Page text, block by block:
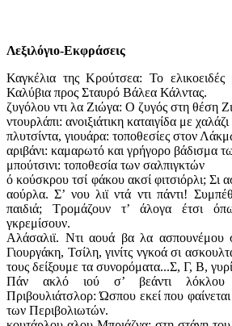
Λεξιλόγιο-Εκφράσεις
Καγκέλια της Κρούτσεα: Το
Καλύβια προς Σταυρό Βάλεα Κάλντας.
ζυγόλου ντι λα Ζιώγα: Ο ζυγός στη θέση
ντουρλάπι: ανοιξιάτικη καταιγίδα με χαλάζι
πλυτσίντα, γιουάρα: τοποθεσίες στον
αριβάνι: καμαρωτό και γρήγορο βάδισμα
μπούτσινι: τοποθεσία των σαλπιγκτών
ό κούσκρου τσί φάκου ακσί φιτσιόρλι; Σι
αούρλα. Σ’ νου λιϊ ντά ντι πάντι!
παιδιά; Τρομάζουν τ’ άλογα έτσι
γκρεμίσουν.
Αλάσαλιϊ. Ντι αουά βα λα ασπουνέμου
Γιουργάκη, Τσίλη, γινίτς νγκοά σι
τους δείξουμε τα συνορόματα...Σ, Γ, Β,
Πάν ακλό ιού σ’ βεάντι λόκλου
Πριβουλιάτσλορ: Ώσπου εκεί που φαίνεται
των Περιβολιωτών.